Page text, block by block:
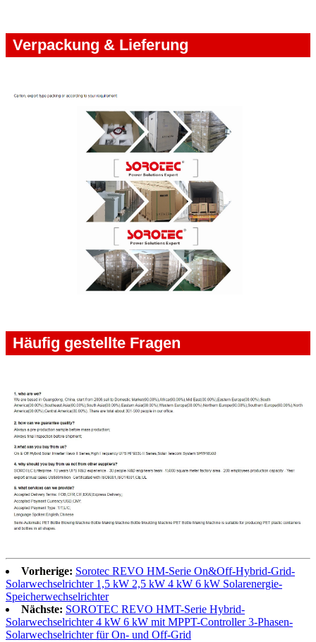
Verpackung & Lieferung
Häufig gestellte Fragen
Vorherige: Sorotec REVO HM-Serie On&Off-Hybrid-Grid-
Solarwechselrichter 1,5 kW 2,5 kW 4 kW 6 kW Solarenergie-
Speicherwechselrichter
Nächste: SOROTEC REVO HMT-Serie Hybrid-
Solarwechselrichter 4 kW 6 kW mit MPPT-Controller 3-Phasen-
Solarwechselrichter für On- und Off-Grid